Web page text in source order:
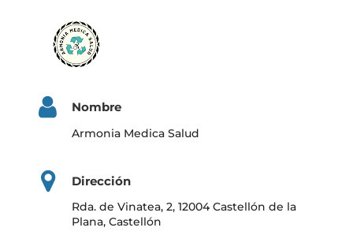
Nombre
Armonia Medica Salud
Dirección
Rda. de Vinatea, 2, 12004 Castellón de la
Plana, Castellón